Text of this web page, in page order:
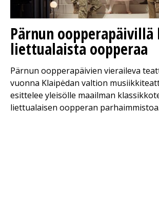
Pärnun
liettualaista oopperaa
Pärnun oopperapäivien vieraileva
vuonna Klaipėdan valtion
esittelee yleisölle maailman
liettualaisen oopperan